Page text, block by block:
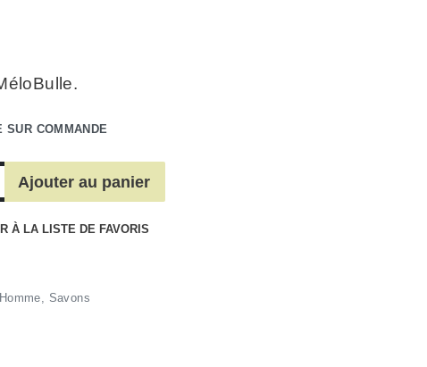
SUR COMMANDE
Ajouter au panier
À LA LISTE DE FAVORIS
Homme, Savons